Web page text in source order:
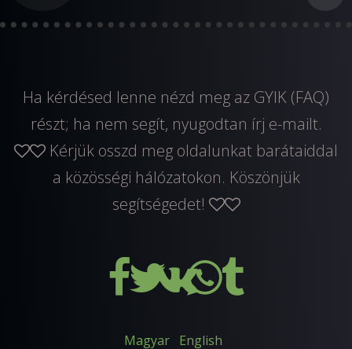
Ha kérdésed lenne nézd meg az GYIK (FAQ)
részt; ha nem segít, nyugodtan írj e-mailt.
Kérjük osszd meg oldalunkat barátaiddal
a közösségi hálózatokon. Köszönjük
segítségedet!
Magyar English